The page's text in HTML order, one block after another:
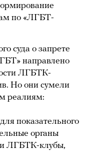
по «ЛГБТ-
суда о запрете
направлено
ЛГБТК-
Но они сумели
реалиям:
показательного
органы
ЛГБТК-клубы,